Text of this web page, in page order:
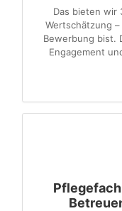
Das bieten wir
Wertschätzung
Bewerbung bist.
Engagement